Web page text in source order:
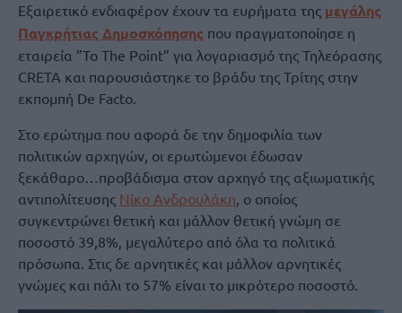
Εξαιρετικό ενδιαφέρον έχουν τα ευρήματα της μεγάλης
Παγκρήτιας Δημοσκόπησης που πραγματοποίησε η
εταιρεία ”To The Point” για λογαριασμό της Τηλεόρασης
CRETA και παρουσιάστηκε το βράδυ της Τρίτης στην
εκπομπή De Facto.
Στο ερώτημα που αφορά δε την δημοφιλία των
πολιτικών αρχηγών, οι ερωτώμενοι έδωσαν
ξεκάθαρο…προβάδισμα στον αρχηγό της αξιωματικής
αντιπολίτευσης Νίκο Ανδρουλάκη, ο οποίος
συγκεντρώνει θετική και μάλλον θετική γνώμη σε
ποσοστό 39,8%, μεγαλύτερο από όλα τα πολιτικά
πρόσωπα. Στις δε αρνητικές και μάλλον αρνητικές
γνώμες και πάλι το 57% είναι το μικρότερο ποσοστό.